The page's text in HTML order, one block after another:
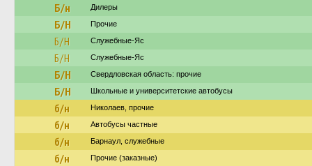
Б/н Дилеры
Б/Н Прочие
Б/Н Служебные-Яс
Б/Н Служебные-Яс
Б/Н Свердловская область: прочие
Б/Н Школьные и университетские автобусы
б/н Николаев, прочие
б/н Автобусы частные
б/н Барнаул, служебные
б/н Прочие (заказные)